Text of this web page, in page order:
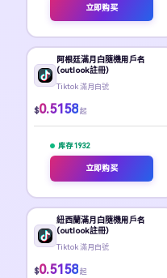
立即购买
阿根廷滿月白隨機用戶名
(outlook註冊)
Tiktok 滿月白號
$0.5158 起
库存 1932
立即购买
紐西蘭滿月白隨機用戶名
(outlook註冊)
Tiktok 滿月白號
$0.5158 起